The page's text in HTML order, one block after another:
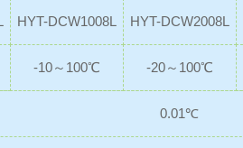
HYT-DCW1008L HYT-DCW2008L
-10～100℃ -20～100℃
0.01℃